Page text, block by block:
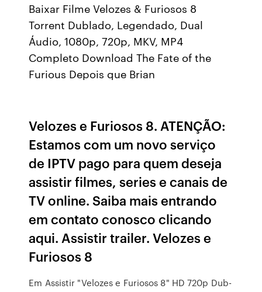
Baixar Filme Velozes & Furiosos 8
Torrent Dublado, Legendado, Dual
Áudio, 1080p, 720p, MKV, MP4
Completo Download The Fate of the
Furious Depois que Brian
Velozes e Furiosos 8. ATENÇÃO:
Estamos com um novo serviço
de IPTV pago para quem deseja
assistir filmes, series e canais de
TV online. Saiba mais entrando
em contato conosco clicando
aqui. Assistir trailer. Velozes e
Furiosos 8
Em Assistir "Velozes e Furiosos 8" HD 720p Dub-